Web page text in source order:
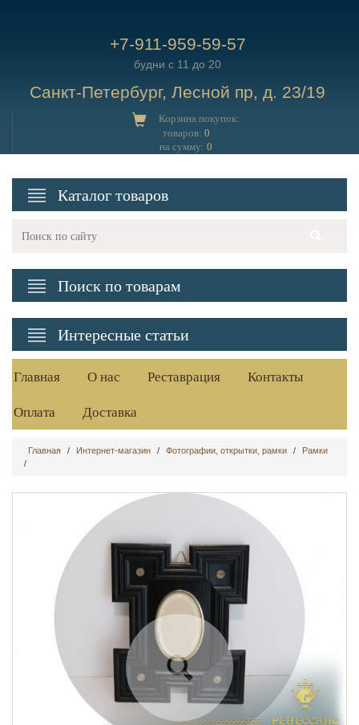
+7-911-959-59-57
будни с 11 до 20
Санкт-Петербург, Лесной пр, д. 23/19
Корзина покупок:
товаров: 0
на сумму:0
Каталог товаров
Поиск по товарам
Интересные статьи
Главная О нас Реставрация
Контакты
Оплата
Доставка
Главная / Интернет-магазин / Фотографии, открытки, рамки /
Рамки
/